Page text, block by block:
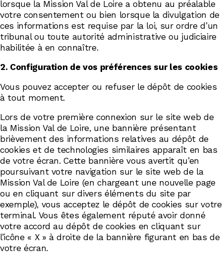
lorsque la Mission Val de Loire a obtenu au préalable
votre consentement ou bien lorsque la divulgation de
ces informations est requise par la loi, sur ordre d’un
tribunal ou toute autorité administrative ou judiciaire
habilitée à en connaître.
2. Configuration de vos préférences sur les cookies
Vous pouvez accepter ou refuser le dépôt de cookies
à tout moment.
Lors de votre première connexion sur le site web de
la Mission Val de Loire, une bannière présentant
brièvement des informations relatives au dépôt de
cookies et de technologies similaires apparaît en bas
de votre écran. Cette bannière vous avertit qu’en
poursuivant votre navigation sur le site web de la
Mission Val de Loire (en chargeant une nouvelle page
ou en cliquant sur divers éléments du site par
exemple), vous acceptez le dépôt de cookies sur votre
terminal. Vous êtes également réputé avoir donné
votre accord au dépôt de cookies en cliquant sur
l’icône « X » à droite de la bannière figurant en bas de
votre écran.